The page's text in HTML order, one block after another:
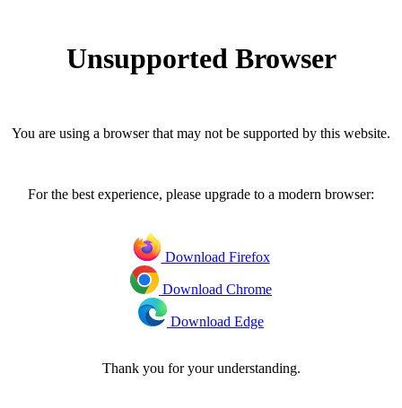
Unsupported Browser
You are using a browser that may not be supported by this website.
For the best experience, please upgrade to a modern browser:
Download Firefox
Download Chrome
Download Edge
Thank you for your understanding.